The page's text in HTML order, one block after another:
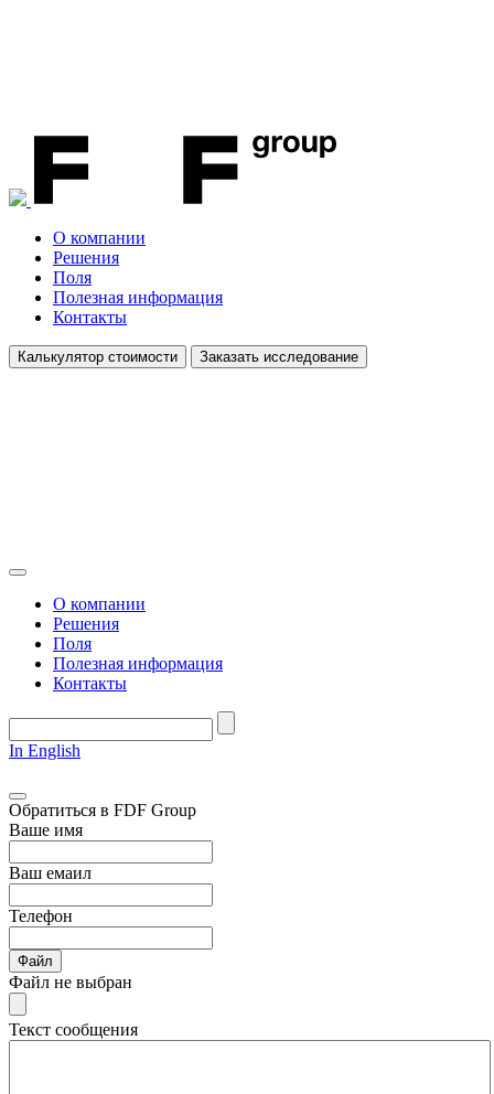
О компании
Решения
Поля
Полезная информация
Контакты
Калькулятор стоимости Заказать исследование
О компании
Решения
Поля
Полезная информация
Контакты
In English
Обратиться в FDF Group
Ваше имя
Ваш емаил
Телефон
Файл
Файл не выбран
Текст сообщения